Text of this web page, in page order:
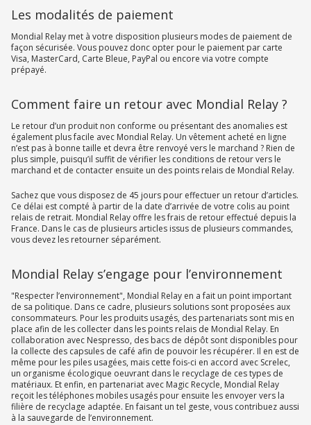
Les modalités de paiement
Mondial Relay met à votre disposition plusieurs modes de paiement de
façon sécurisée. Vous pouvez donc opter pour le paiement par carte
Visa, MasterCard, Carte Bleue, PayPal ou encore via votre compte
prépayé.
Comment faire un retour avec Mondial Relay ?
Le retour d’un produit non conforme ou présentant des anomalies est
également plus facile avec Mondial Relay. Un vêtement acheté en ligne
n’est pas à bonne taille et devra être renvoyé vers le marchand ? Rien de
plus simple, puisqu’il suffit de vérifier les conditions de retour vers le
marchand et de contacter ensuite un des points relais de Mondial Relay.
Sachez que vous disposez de 45 jours pour effectuer un retour d’articles.
Ce délai est compté à partir de la date d’arrivée de votre colis au point
relais de retrait. Mondial Relay offre les frais de retour effectué depuis la
France. Dans le cas de plusieurs articles issus de plusieurs commandes,
vous devez les retourner séparément.
Mondial Relay s’engage pour l’environnement
"Respecter l’environnement", Mondial Relay en a fait un point important
de sa politique. Dans ce cadre, plusieurs solutions sont proposées aux
consommateurs. Pour les produits usagés, des partenariats sont mis en
place afin de les collecter dans les points relais de Mondial Relay. En
collaboration avec Nespresso, des bacs de dépôt sont disponibles pour
la collecte des capsules de café afin de pouvoir les récupérer. Il en est de
même pour les piles usagées, mais cette fois-ci en accord avec Screlec,
un organisme écologique oeuvrant dans le recyclage de ces types de
matériaux. Et enfin, en partenariat avec Magic Recycle, Mondial Relay
reçoit les téléphones mobiles usagés pour ensuite les envoyer vers la
filière de recyclage adaptée. En faisant un tel geste, vous contribuez aussi
à la sauvegarde de l’environnement.